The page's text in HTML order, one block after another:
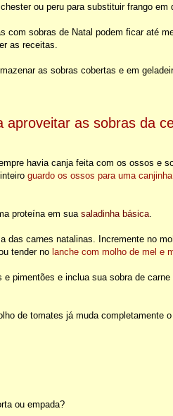
ou peru para substituir frango em
com sobras de Natal podem ficar até
as receitas.
as sobras cobertas e em
aproveitar as sobras da
havia canja feita com os ossos e
guardo os ossos para uma canjinha
proteína em sua saladinha básica
das carnes natalinas. Incremente no
tender no lanche com molho de mel e
e pimentões e inclua sua sobra de
de tomates já muda completamente
ou empada?